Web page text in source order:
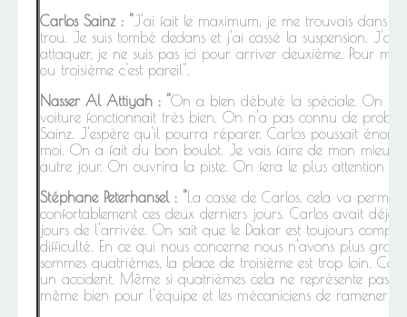
Carlos Sainz : " J'ai fait le maximum, je me trouvais dans
trou. Je suis tombé dedans et j'ai cassé la suspension. J'ai
attaquer, je ne suis pas ici pour arriver deuxième. Pour
ou troisième c'est pareil".
Nasser Al Attiyah : "On a bien débuté la spéciale. On
voiture fonctionnait très bien. On n'a pas connu de
Sainz. J'espère qu'il pourra réparer. Carlos poussait
moi. On a fait du bon boulot. Je vais faire de mon mieux
autre jour. On ouvrira la piste. On fera le plus attention
Stéphane Peterhansel : " La casse de Carlos, cela va
confortablement ces deux derniers jours. Carlos avait
jours de l'arrivée. On sait que le Dakar est toujours
difficulté. En ce qui nous concerne nous n'avons plus
sommes quatrièmes, la place de troisième est trop loin.
un accident. Même si quatrièmes cela ne représente pas
même bien pour l'équipe et les mécaniciens de ramener